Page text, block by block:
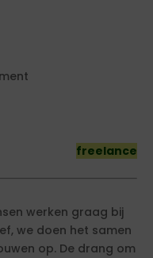
freelance
werken graag bij
we doen het samen
op. De drang om